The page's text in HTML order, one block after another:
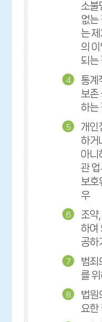
소불
없는
는
의
되는
4
통계
보존
하는
5
개인
하거
아니
관
보호
우
6
조약
하여
공하
7
범죄
를
8
법원
요한